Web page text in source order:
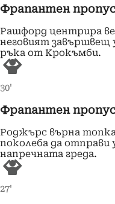
Фрапантен
Рашфорд центрира
неговият завършвещ
ръка от Крокъмби.
30'
Фрапантен
Роджърс върна
поколеба да отправи
напречната греда.
27'